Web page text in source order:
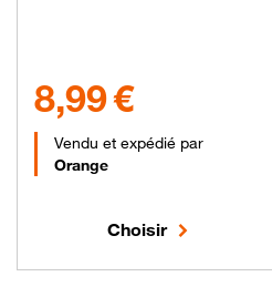
8,99 €
Vendu et expédié par
Orange
Choisir